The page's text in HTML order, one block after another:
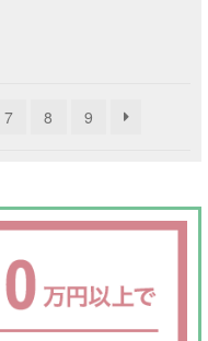
¥30,000
た。
は
す。
7 8 9